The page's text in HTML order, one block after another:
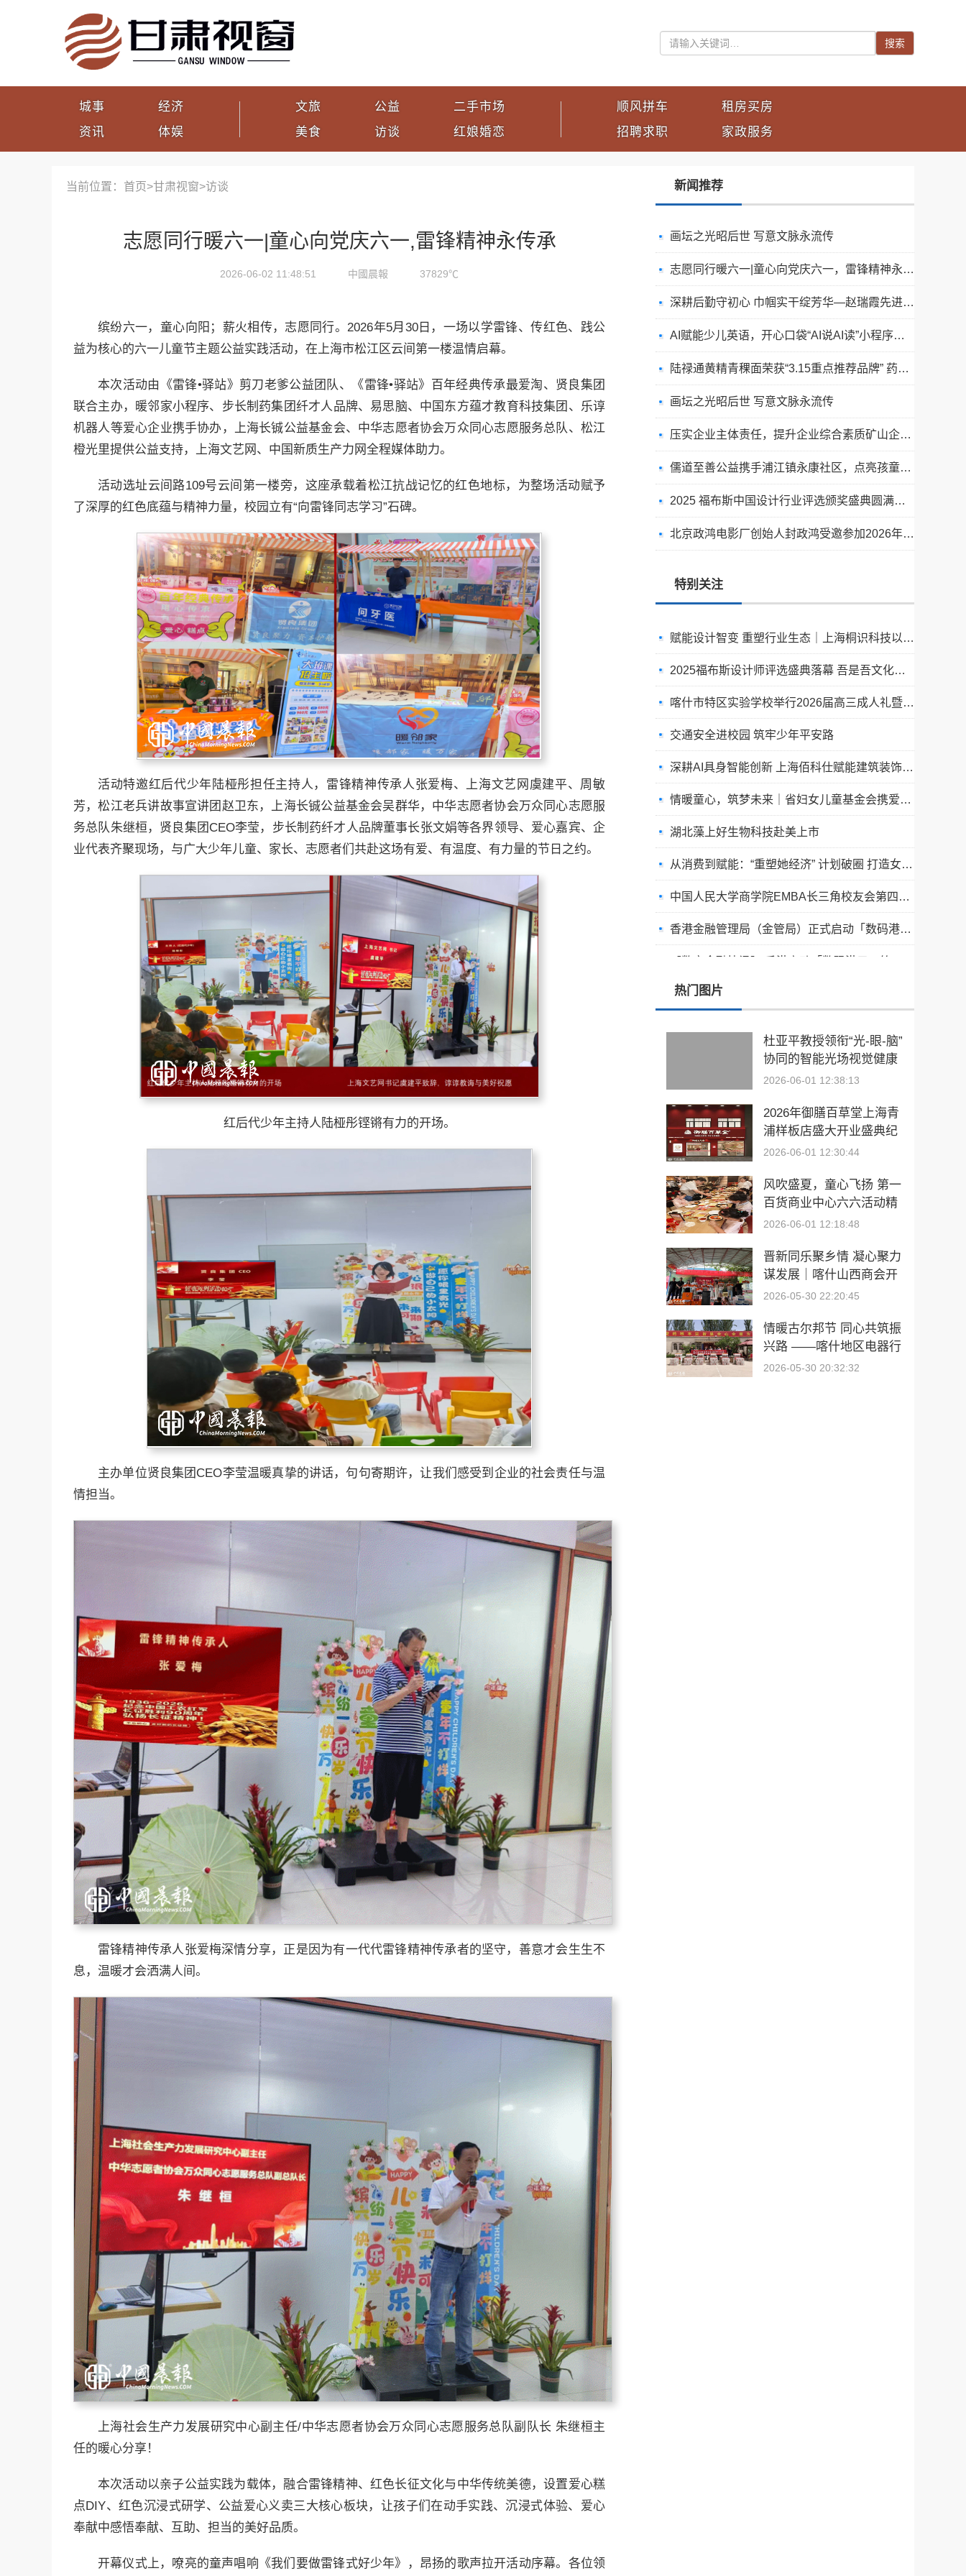
搜索
城事
资讯
经济
体娱
文旅
美食
公益
访谈
二手市场
红娘婚恋
顺风拼车
招聘求职
租房买房
家政服务
当前位置：首页>甘肃视窗>访谈
志愿同行暖六一|童心向党庆六一,雷锋精神永传承
2026-06-02 11:48:51 中國晨報 37829℃
缤纷六一，童心向阳；薪火相传，志愿同行。2026年5月30日，一场以学雷锋、传红色、践公
益为核心的六一儿童节主题公益实践活动，在上海市松江区云间第一楼温情启幕。
本次活动由《雷锋•驿站》剪刀老爹公益团队、《雷锋•驿站》百年经典传承最爱淘、贤良集团
联合主办，暖邻家小程序、步长制药集团纤才人品牌、易思脑、中国东方蕴才教育科技集团、乐谆
机器人等爱心企业携手协办，上海长铖公益基金会、中华志愿者协会万众同心志愿服务总队、松江
橙光里提供公益支持，上海文艺网、中国新质生产力网全程媒体助力。
活动选址云间路109号云间第一楼旁，这座承载着松江抗战记忆的红色地标，为整场活动赋予
了深厚的红色底蕴与精神力量，校园立有“向雷锋同志学习”石碑。
活动特邀红后代少年陆桠彤担任主持人，雷锋精神传承人张爱梅、上海文艺网虞建平、周敏
芳，松江老兵讲故事宣讲团赵卫东，上海长铖公益基金会吴群华，中华志愿者协会万众同心志愿服
务总队朱继桓，贤良集团CEO李莹，步长制药纤才人品牌董事长张文娟等各界领导、爱心嘉宾、企
业代表齐聚现场，与广大少年儿童、家长、志愿者们共赴这场有爱、有温度、有力量的节日之约。
红后代少年主持人陆桠彤铿锵有力的开场。
主办单位贤良集团CEO李莹温暖真挚的讲话，句句寄期许，让我们感受到企业的社会责任与温
情担当。
雷锋精神传承人张爱梅深情分享，正是因为有一代代雷锋精神传承者的坚守，善意才会生生不
息，温暖才会洒满人间。
上海社会生产力发展研究中心副主任/中华志愿者协会万众同心志愿服务总队副队长 朱继桓主
任的暖心分享！
本次活动以亲子公益实践为载体，融合雷锋精神、红色长征文化与中华传统美德，设置爱心糕
点DIY、红色沉浸式研学、公益爱心义卖三大核心板块，让孩子们在动手实践、沉浸式体验、爱心
奉献中感悟奉献、互助、担当的美好品质。
开幕仪式上，嘹亮的童声唱响《我们要做雷锋式好少年》，昂扬的歌声拉开活动序幕。各位领
新闻推荐
画坛之光昭后世 写意文脉永流传
志愿同行暖六一|童心向党庆六一，雷锋精神永传承
深耕后勤守初心 巾帼实干绽芳华—赵瑞霞先进个人事迹材料
AI赋能少儿英语，开心口袋“AI说AI读”小程序正式上线
陆禄通黄精青稞面荣获“3.15重点推荐品牌” 药食同源健康主食赢得市场信赖
画坛之光昭后世 写意文脉永流传
压实企业主体责任，提升企业综合素质矿山企业安全管理的思考
儒道至善公益携手浦江镇永康社区，点亮孩童多彩童年
2025 福布斯中国设计行业评选颁奖盛典圆满举行
北京政鸿电影厂创始人封政鸿受邀参加2026年度抹茶产业大会
特别关注
蓝精灵氮化镓芯片功能水项目将落地杭州 构建大健康产学研全产业链新格局
赋能设计智变 重塑行业生态｜上海桐识科技以AI精准测绘技术闪耀2025福布斯设计师评选盛典
2025福布斯设计师评选盛典落幕 吾是吾文化科技以4D全息技术赋能AI设计新变革
喀什市特区实验学校举行2026届高三成人礼暨高考送考仪式
交通安全进校园 筑牢少年平安路
情暖童心，筑梦未来｜省妇女儿童基金会携爱心企业走进永城薛湖镇
湖北藻上好生物科技赴美上市
​中国人民大学商学院EMBA长三角校友会第四届“智创未来”论坛举行
香港金融管理局（金管局）正式启动「数码港元」先导计划第二阶段清算测试工作，标志着香港央行数字货币
【数字金融快讯】 香港启动「数码港元」第二阶段清算测试
警保联动筑防线，携手共治护平安
热门图片
杜亚平教授领衔“光-眼-脑”
协同的智能光场视觉健康
系统研发及产业化项目正
2026-06-01 12:38:13
2026年御膳百草堂上海青
浦样板店盛大开业盛典纪
实
2026-06-01 12:30:44
风吹盛夏，童心飞扬 第一
百货商业中心六六活动精
彩来袭
2026-06-01 12:18:48
晋新同乐聚乡情 凝心聚力
谋发展｜喀什山西商会开
展嘉年华团建活动
2026-05-30 22:20:45
情暖古尔邦节 同心共筑振
兴路 ——喀什地区电器行
业协会慰问驻村工作队
2026-05-30 20:32:32